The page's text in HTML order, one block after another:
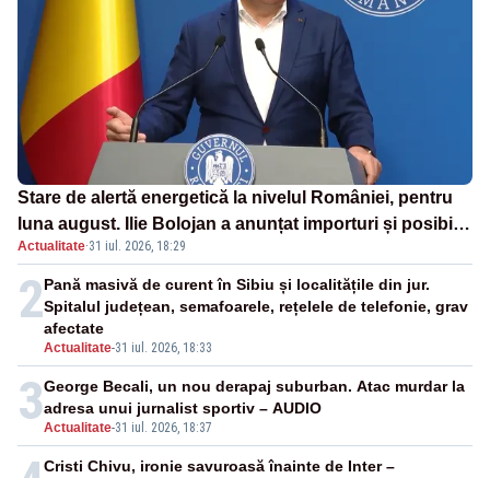
Stare de alertă energetică la nivelul României, pentru
luna august. Ilie Bolojan a anunțat importuri și posibile
restricții – VIDEO
Actualitate·31 iul. 2026, 18:29
2
Actualitate-31 iul. 2026, 18:33
Pană masivă de curent în Sibiu și localitățile din jur.
Spitalul județean, semafoarele, rețelele de telefonie, grav
afectate
3Actualitate-31 iul. 2026, 18:37
George Becali, un nou derapaj suburban. Atac murdar la
adresa unui jurnalist sportiv – AUDIO
Cristi Chivu, ironie savuroasă înainte de Inter –